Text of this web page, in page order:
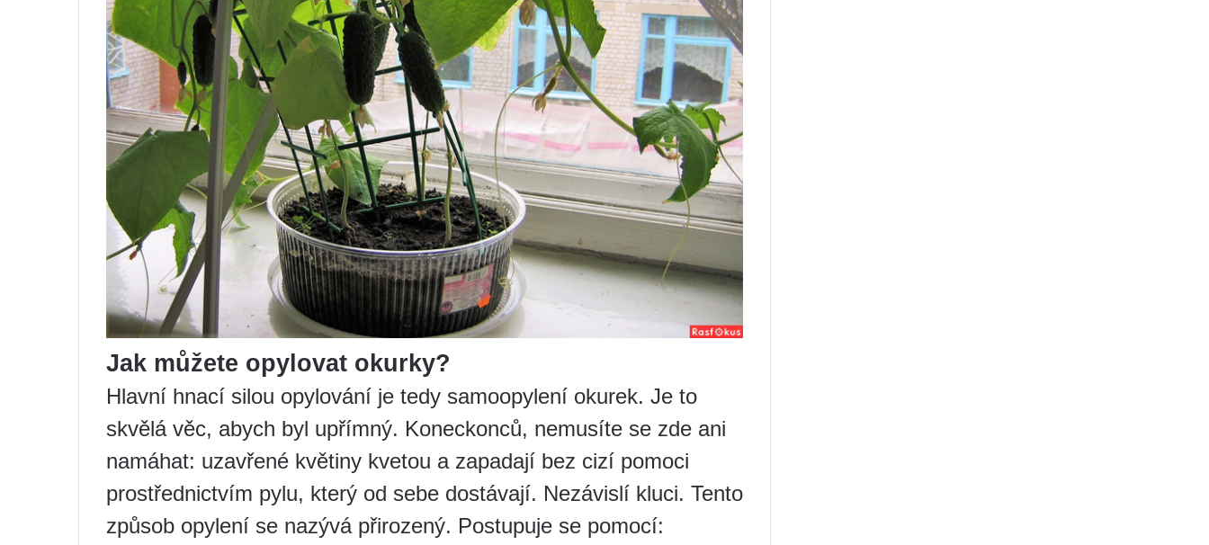
Jak můžete opylovat okurky?
Hlavní hnací silou opylování je tedy samoopylení okurek. Je to
skvělá věc, abych byl upřímný. Koneckonců, nemusíte se zde ani
namáhat: uzavřené květiny kvetou a zapadají bez cizí pomoci
prostřednictvím pylu, který od sebe dostávají. Nezávislí kluci. Tento
způsob opylení se nazývá přirozený. Postupuje se pomocí: